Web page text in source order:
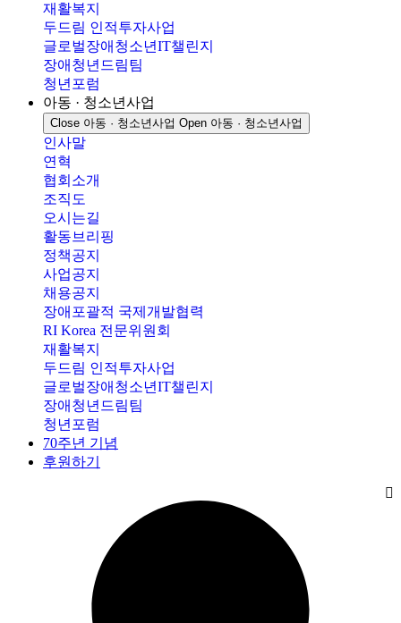
재활복지
두드림 인적투자사업
글로벌장애청소년IT챌린지
장애청년드림팀
청년포럼
아동 · 청소년사업
Close 아동 · 청소년사업 Open 아동 · 청소년사업
인사말
연혁
협회소개
조직도
오시는길
활동브리핑
정책공지
사업공지
채용공지
장애포괄적 국제개발협력
RI Korea 전문위원회
재활복지
두드림 인적투자사업
글로벌장애청소년IT챌린지
장애청년드림팀
청년포럼
70주년 기념
후원하기